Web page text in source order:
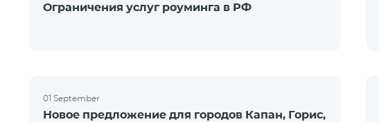
Ограничения услуг роуминга в РФ
01 September
Новое предложение для городов Капан, Горис,